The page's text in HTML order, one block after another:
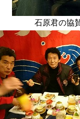
石原君の協